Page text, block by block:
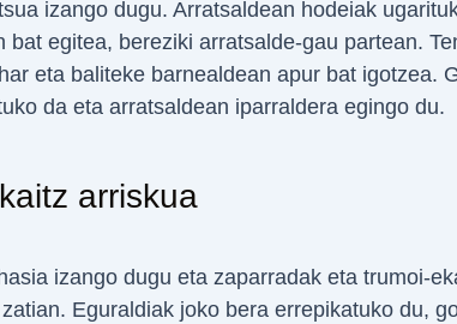
izango dugu. Arratsaldean hodeiak
bat egitea, bereziki arratsalde-gau partean.
eta baliteke barnealdean apur bat igotzea.
da eta arratsaldean iparraldera egingo du.
arriskua
izango dugu eta zaparradak eta trumoi-
Eguraldiak joko bera errepikatuko du,